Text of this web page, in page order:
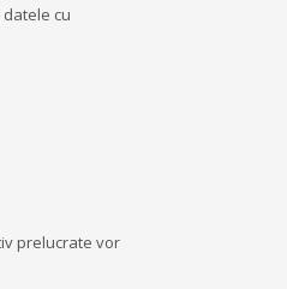
cu
prelucrate vor